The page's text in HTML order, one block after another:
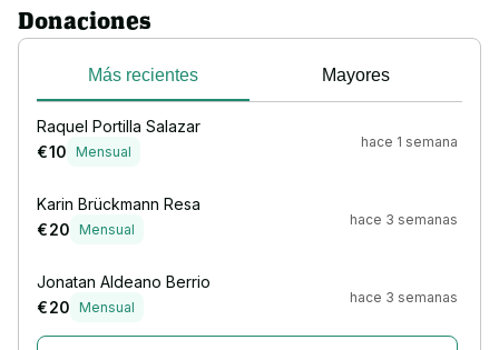
Donaciones
Más recientes Mayores
Raquel Portilla Salazar
€ 10 Mensual
hace 1 semana
Karin Brückmann Resa
€ 20 Mensual
hace 3 semanas
Jonatan Aldeano Berrio
€ 20 Mensual
hace 3 semanas